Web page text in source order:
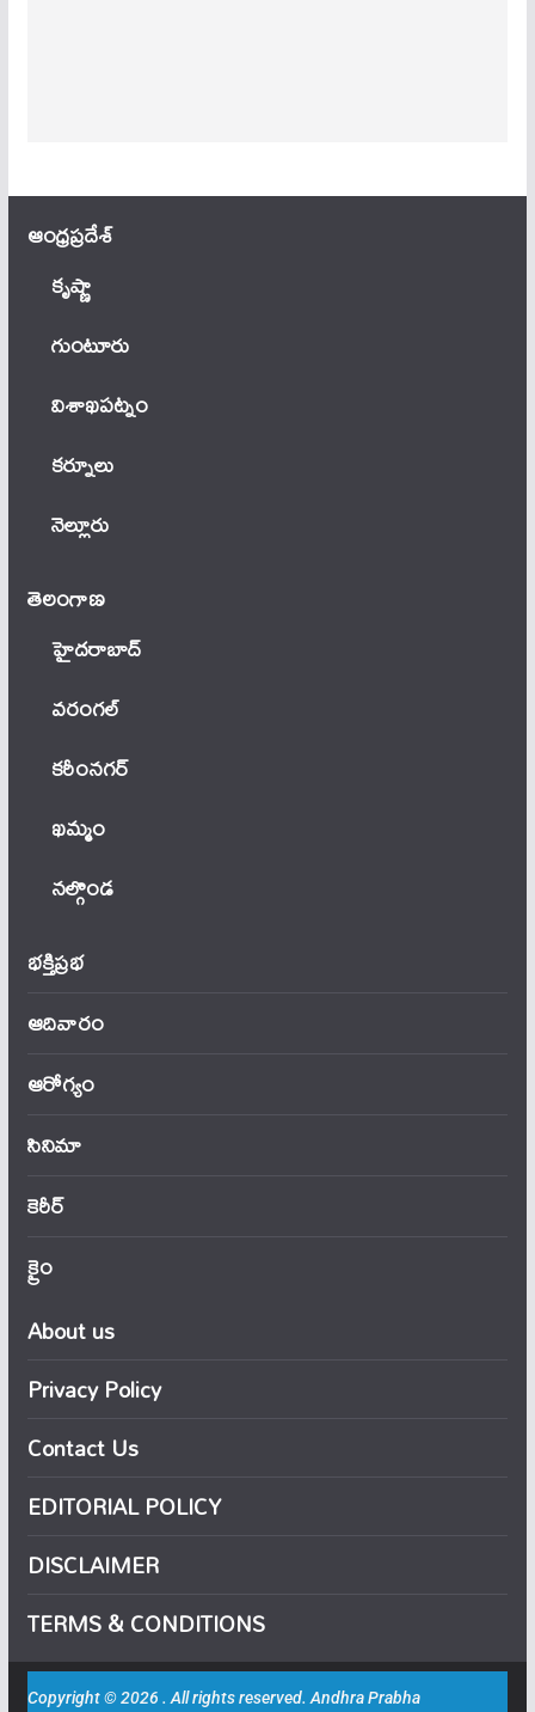
ఆంధ్ర‌ప్ర‌దేశ్
కృష్ణా
గుంటూరు
విశాఖపట్నం
కర్నూలు
నెల్లూరు
తెలంగాణ‌
హైదరాబాద్
వ‌రంగ‌ల్
కరీంనగర్
ఖ‌మ్మం
నల్గొండ
భక్తిప్రభ
ఆదివారం
ఆరోగ్యం
సినిమా
కెరీర్
క్రైం
About us
Privacy Policy
Contact Us
EDITORIAL POLICY
DISCLAIMER
TERMS & CONDITIONS
Copyright © 2026 . All rights reserved. Andhra Prabha